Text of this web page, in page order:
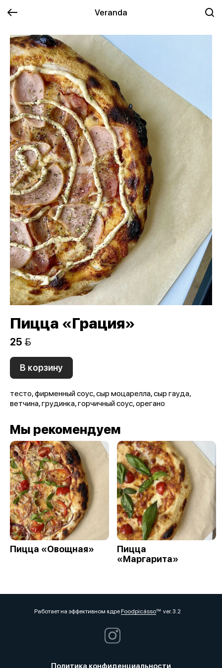
Veranda
Пицца «Грация»
25 
В корзину
тесто, фирменный соус, сыр моцарелла, сыр гауда,
ветчина, грудинка, горчичный соус, орегано
Мы рекомендуем
Пицца «Овощная»
Пицца
«Маргарита»
Работает на эффективном ядреFoodpicássover. 3.2
Политика конфиденциальности